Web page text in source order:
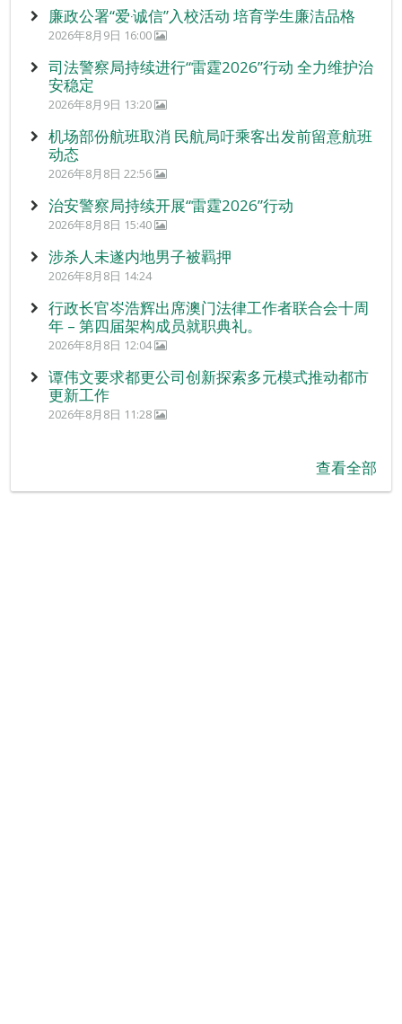
廉政公署“爱‧诚信”入校活动 培育学生廉洁品格
2026年8月9日 16:00
司法警察局持续进行“雷霆2026”行动 全力维护治
安稳定
2026年8月9日 13:20
机场部份航班取消 民航局吁乘客出发前留意航班
动态
2026年8月8日 22:56
治安警察局持续开展“雷霆2026”行动
2026年8月8日 15:40
涉杀人未遂内地男子被羁押
2026年8月8日 14:24
行政长官岑浩辉出席澳门法律工作者联合会十周
年 – 第四届架构成员就职典礼。
2026年8月8日 12:04
谭伟文要求都更公司创新探索多元模式推动都市
更新工作
2026年8月8日 11:28
查看全部